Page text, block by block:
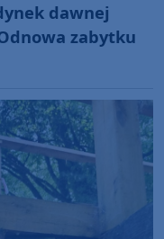
dawnej
zabytku